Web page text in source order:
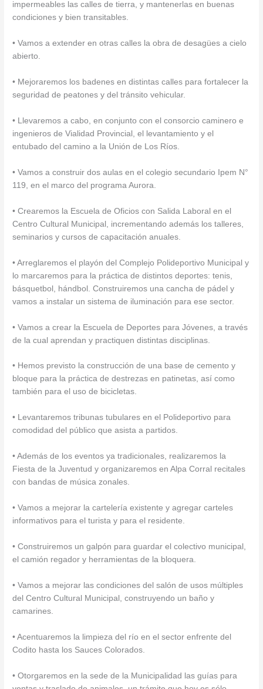
impermeables las calles de tierra, y mantenerlas en buenas
condiciones y bien transitables.
• Vamos a extender en otras calles la obra de desagües a cielo
abierto.
• Mejoraremos los badenes en distintas calles para fortalecer la
seguridad de peatones y del tránsito vehicular.
• Llevaremos a cabo, en conjunto con el consorcio caminero e
ingenieros de Vialidad Provincial, el levantamiento y el
entubado del camino a la Unión de Los Ríos.
• Vamos a construir dos aulas en el colegio secundario Ipem N°
119, en el marco del programa Aurora.
• Crearemos la Escuela de Oficios con Salida Laboral en el
Centro Cultural Municipal, incrementando además los talleres,
seminarios y cursos de capacitación anuales.
• Arreglaremos el playón del Complejo Polideportivo Municipal y
lo marcaremos para la práctica de distintos deportes: tenis,
básquetbol, hándbol. Construiremos una cancha de pádel y
vamos a instalar un sistema de iluminación para ese sector.
• Vamos a crear la Escuela de Deportes para Jóvenes, a través
de la cual aprendan y practiquen distintas disciplinas.
• Hemos previsto la construcción de una base de cemento y
bloque para la práctica de destrezas en patinetas, así como
también para el uso de bicicletas.
• Levantaremos tribunas tubulares en el Polideportivo para
comodidad del público que asista a partidos.
• Además de los eventos ya tradicionales, realizaremos la
Fiesta de la Juventud y organizaremos en Alpa Corral recitales
con bandas de música zonales.
• Vamos a mejorar la cartelería existente y agregar carteles
informativos para el turista y para el residente.
• Construiremos un galpón para guardar el colectivo municipal,
el camión regador y herramientas de la bloquera.
• Vamos a mejorar las condiciones del salón de usos múltiples
del Centro Cultural Municipal, construyendo un baño y
camarines.
• Acentuaremos la limpieza del río en el sector enfrente del
Codito hasta los Sauces Colorados.
• Otorgaremos en la sede de la Municipalidad las guías para